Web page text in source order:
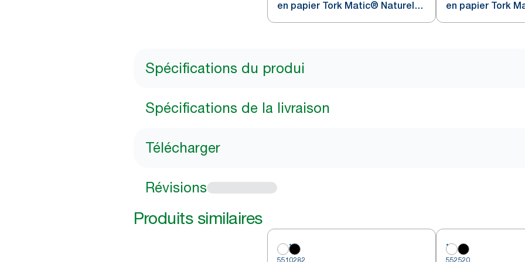
en papier Tork Matic® Naturel
H1
en papier Tork
Spécifications du produi
Spécifications de la livraison
Télécharger
Révisions
Produits similaires
5510282 552520